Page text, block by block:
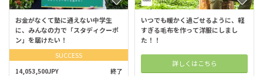
お金がなくて塾に通えない中学生
に、みんなの力で「スタディクーポ
ン」を届けたい！
SUCCESS
14,053,500JPY 終了
いつでも暖かく過ごせるように、軽
すぎる毛布を作って洋服にしまし
た！！
詳しくはこちら